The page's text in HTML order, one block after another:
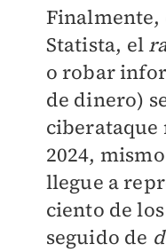
Finalmente,
Statista, el
o robar
de dinero)
ciberataque
2024,
llegue a
ciento de
seguido de